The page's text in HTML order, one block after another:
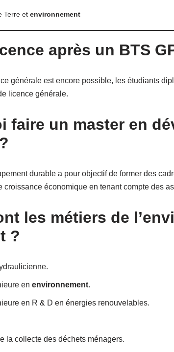
Terre et environnement
après un BTS
générale est encore possible, les étudiants
licence générale.
faire un master en
durable a pour objectif de former des
croissance économique en tenant compte des
les métiers de
?
en environnement.
en R & D en énergies renouvelables.
la collecte des déchets ménagers.